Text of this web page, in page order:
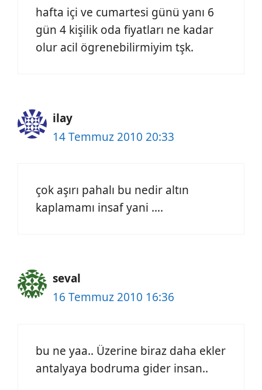
hafta içi ve cumartesi günü yanı 6
gün 4 kişilik oda fiyatları ne kadar
olur acil ögrenebilirmiyim tşk.
ilay
14 Temmuz 2010 20:33
çok aşırı pahalı bu nedir altın
kaplamamı insaf yani ….
seval
16 Temmuz 2010 16:36
bu ne yaa.. Üzerine biraz daha ekler
antalyaya bodruma gider insan..